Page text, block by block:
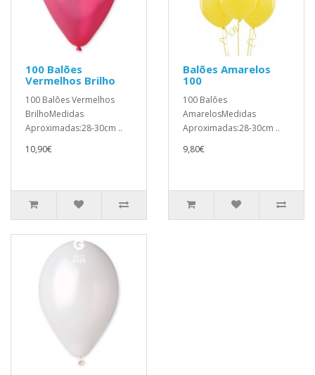
100 Balões
Vermelhos Brilho
100 Balões Vermelhos
BrilhoMedidas
Aproximadas:28-30cm ..
10,90€
Balões Amarelos
100
100 Balões
AmarelosMedidas
Aproximadas:28-30cm ..
9,80€